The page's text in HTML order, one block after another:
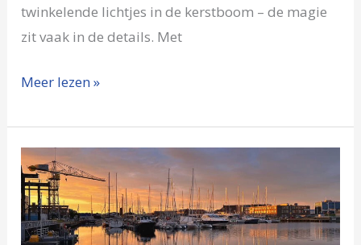
twinkelende lichtjes in de kerstboom – de magie
zit vaak in de details. Met
Meer lezen »
12
tips
voor
betere